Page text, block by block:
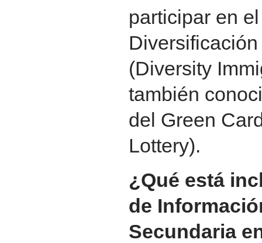
participar en
(Diversity
también
del Green
Lottery).
¿Qué está
de
Secundaria